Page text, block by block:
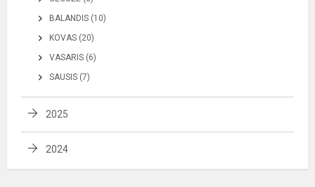
BALANDIS (10)
KOVAS (20)
VASARIS (6)
SAUSIS (7)
2025
2024